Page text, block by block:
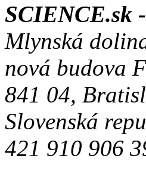
SCIENCE.sk -
Mlynská
nová budova
841 04,
Slovenská
421 910 906